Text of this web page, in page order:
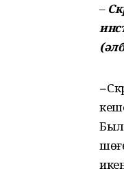
–
–
Был